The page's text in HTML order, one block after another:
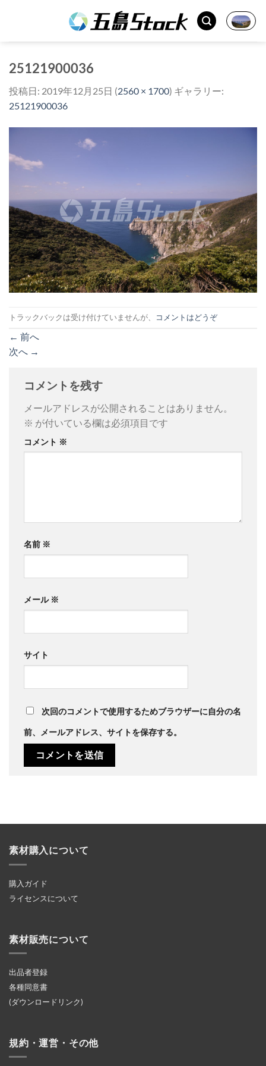
25121900036
投稿日: 2019年12月25日 (2560 × 1700) ギャラリー:
25121900036
トラックバックは受け付けていませんが、 コメントはどうぞ
← 前へ
次へ →
コメントを残す
メールアドレスが公開されることはありません。
※ が付いている欄は必須項目です
コメント ※
名前 ※
メール ※
サイト
次回のコメントで使用するためブラウザーに自分の名
前、メールアドレス、サイトを保存する。
素材購入について
購入ガイド
ライセンスについて
素材販売について
出品者登録
各種同意書
(ダウンロードリンク)
規約・運営・その他